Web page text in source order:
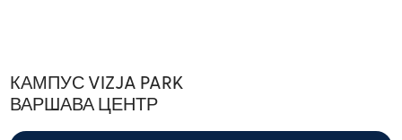
КАМПУС VIZJA PARK
ВАРШАВА ЦЕНТР